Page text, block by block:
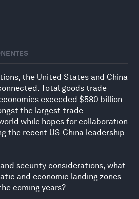
the United States and China
Total goods trade
exceeded $580 billion
the largest trade
while hopes for collaboration
the recent US-China leadership
security considerations, what
and economic landing zones
coming years?